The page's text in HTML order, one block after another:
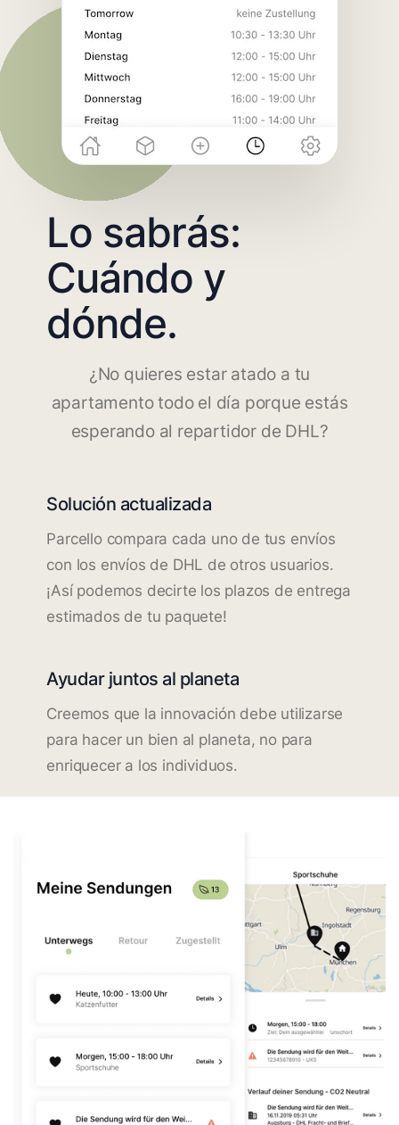
Lo sabrás:
Cuándo y
dónde.
¿No quieres estar atado a tu
apartamento todo el día porque estás
esperando al repartidor de DHL?
Solución actualizada
Parcello compara cada uno de tus envíos
con los envíos de DHL de otros usuarios.
¡Así podemos decirte los plazos de entrega
estimados de tu paquete!
Ayudar juntos al planeta
Creemos que la innovación debe utilizarse
para hacer un bien al planeta, no para
enriquecer a los individuos.